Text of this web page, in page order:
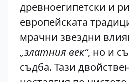
древноегипетски и
европейската
мрачни звездни
„златния век“, но и
съдба. Тази